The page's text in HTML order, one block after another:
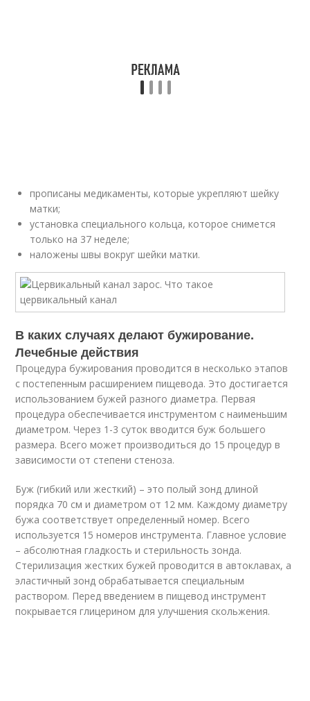
прописаны медикаменты, которые укрепляют шейку
матки;
установка специального кольца, которое снимется
только на 37 неделе;
наложены швы вокруг шейки матки.
В каких случаях делают бужирование.
Лечебные действия
Процедура бужирования проводится в несколько этапов
с постепенным расширением пищевода. Это достигается
использованием бужей разного диаметра. Первая
процедура обеспечивается инструментом с наименьшим
диаметром. Через 1-3 суток вводится буж большего
размера. Всего может производиться до 15 процедур в
зависимости от степени стеноза.
Буж (гибкий или жесткий) – это полый зонд длиной
порядка 70 см и диаметром от 12 мм. Каждому диаметру
бужа соответствует определенный номер. Всего
используется 15 номеров инструмента. Главное условие
– абсолютная гладкость и стерильность зонда.
Стерилизация жестких бужей проводится в автоклавах, а
эластичный зонд обрабатывается специальным
раствором. Перед введением в пищевод инструмент
покрывается глицерином для улучшения скольжения.